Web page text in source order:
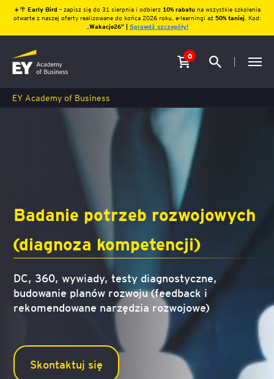
☀️🌴 Early Bird – zapisz się do 31 sierpnia i odbierz10% rabatu na wszystkie szkolenia
otwarte z naszej oferty realizowane do końca 2026 roku, e-learningi aż 50% taniej. Kod:
Wakacje26″ | Sprawdź szczegóły!
0
EY Academy of Business
Badanie potrzeb rozwojowych
(diagnoza kompetencji)
DC, 360, wywiady, testy diagnostyczne,
budowanie planów rozwoju (feedback i
rekomendowane narzędzia rozwojowe)
Skontaktuj się